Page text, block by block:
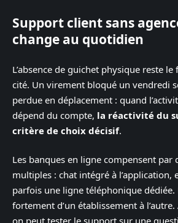
Support client sans
change au quotidien
L’absence de guichet physique reste
cité. Un virement bloqué un vendredi
perdue en déplacement : quand
dépend du compte, la réactivité du
critère de choix décisif.
Les banques en ligne compensent par
multiples : chat intégré à l’application,
parfois une ligne téléphonique dédiée.
fortement d’un établissement à l’autre.